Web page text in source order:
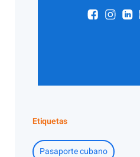
Etiquetas
Pasaporte cubano